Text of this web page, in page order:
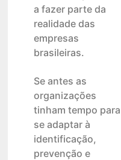
a fazer parte da
realidade das
empresas
brasileiras.
Se antes as
organizações
tinham tempo para
se adaptar à
identificação,
prevenção e